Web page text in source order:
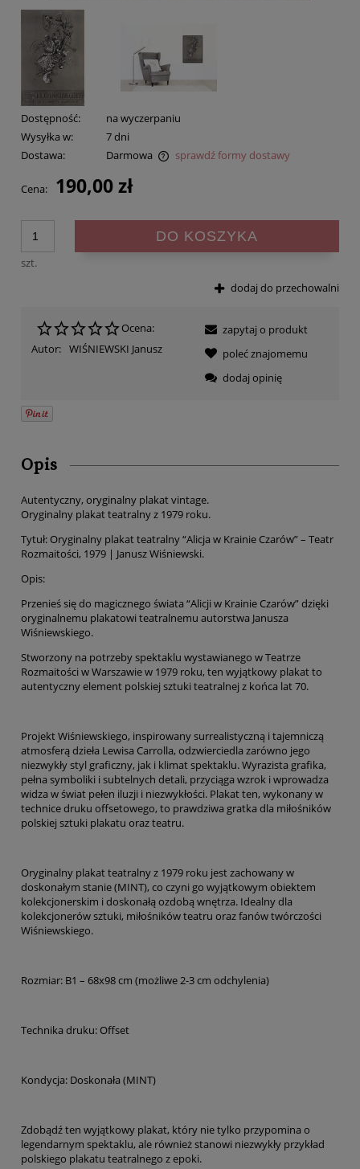
Dostępność:
na wyczerpaniu
Wysyłka w:
7 dni
Dostawa:
Darmowa
sprawdź formy dostawy
Cena: 190,00 zł
szt.
DO KOSZYKA
dodaj do przechowalni
Ocena:
Autor: WIŚNIEWSKI Janusz
zapytaj o produkt
poleć znajomemu
dodaj opinię
Opis
Autentyczny, oryginalny plakat vintage.
Oryginalny plakat teatralny z 1979 roku.
Tytuł: Oryginalny plakat teatralny “Alicja w Krainie Czarów” – Teatr
Rozmaitości, 1979 | Janusz Wiśniewski.
Opis:
Przenieś się do magicznego świata “Alicji w Krainie Czarów” dzięki
oryginalnemu plakatowi teatralnemu autorstwa Janusza
Wiśniewskiego.
Stworzony na potrzeby spektaklu wystawianego w Teatrze
Rozmaitości w Warszawie w 1979 roku, ten wyjątkowy plakat to
autentyczny element polskiej sztuki teatralnej z końca lat 70.
Projekt Wiśniewskiego, inspirowany surrealistyczną i tajemniczą
atmosferą dzieła Lewisa Carrolla, odzwierciedla zarówno jego
niezwykły styl graficzny, jak i klimat spektaklu. Wyrazista grafika,
pełna symboliki i subtelnych detali, przyciąga wzrok i wprowadza
widza w świat pełen iluzji i niezwykłości. Plakat ten, wykonany w
technice druku offsetowego, to prawdziwa gratka dla miłośników
polskiej sztuki plakatu oraz teatru.
Oryginalny plakat teatralny z 1979 roku jest zachowany w
doskonałym stanie (MINT), co czyni go wyjątkowym obiektem
kolekcjonerskim i doskonałą ozdobą wnętrza. Idealny dla
kolekcjonerów sztuki, miłośników teatru oraz fanów twórczości
Wiśniewskiego.
Rozmiar: B1 – 68x98 cm (możliwe 2-3 cm odchylenia)
Technika druku: Offset
Kondycja: Doskonała (MINT)
Zdobądź ten wyjątkowy plakat, który nie tylko przypomina o
legendarnym spektaklu, ale również stanowi niezwykły przykład
polskiego plakatu teatralnego z epoki.